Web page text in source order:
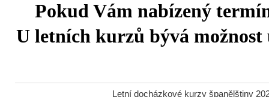
Pokud Vám nabízený
U letních kurzů bývá
Letní docházkové kurzy španělštiny